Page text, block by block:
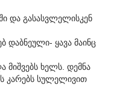
და გასასვლელისკენ
დაბნეული- ყავა მაინც
მიშვებს ხელს. დემნა
კარებს სულელივით